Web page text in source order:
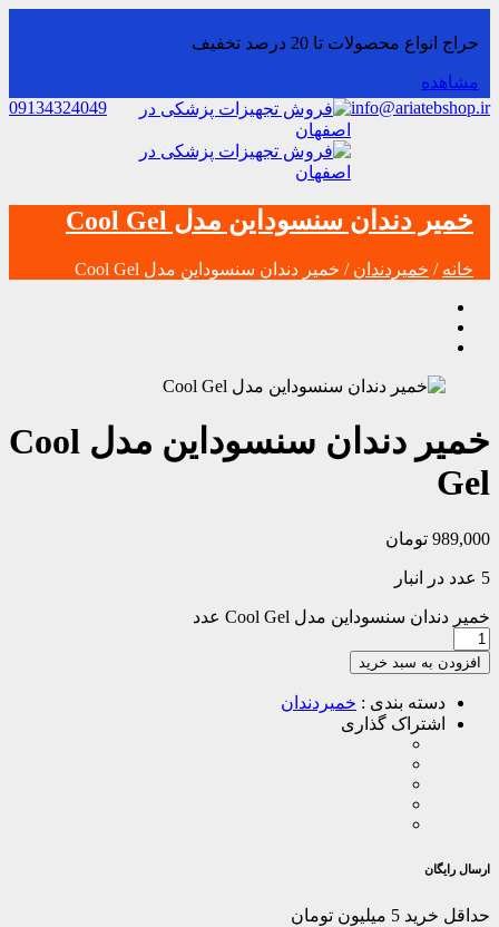
حراج انواع محصولات تا 20 درصد تخفیف
مشاهده
info@ariatebshop.ir
09134324049
خمیر دندان سنسوداین مدل Cool Gel
خانه / خمیردندان / خمیر دندان سنسوداین مدل Cool Gel
خمیر دندان سنسوداین مدل Cool
Gel
989,000 تومان
5 عدد در انبار
خمیر دندان سنسوداین مدل Cool Gel عدد
افزودن به سبد خرید
دسته بندی : خمیردندان
اشتراک گذاری
ارسال رایگان
حداقل خرید 5 میلیون تومان